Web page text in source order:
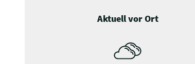
Aktuell vor Ort